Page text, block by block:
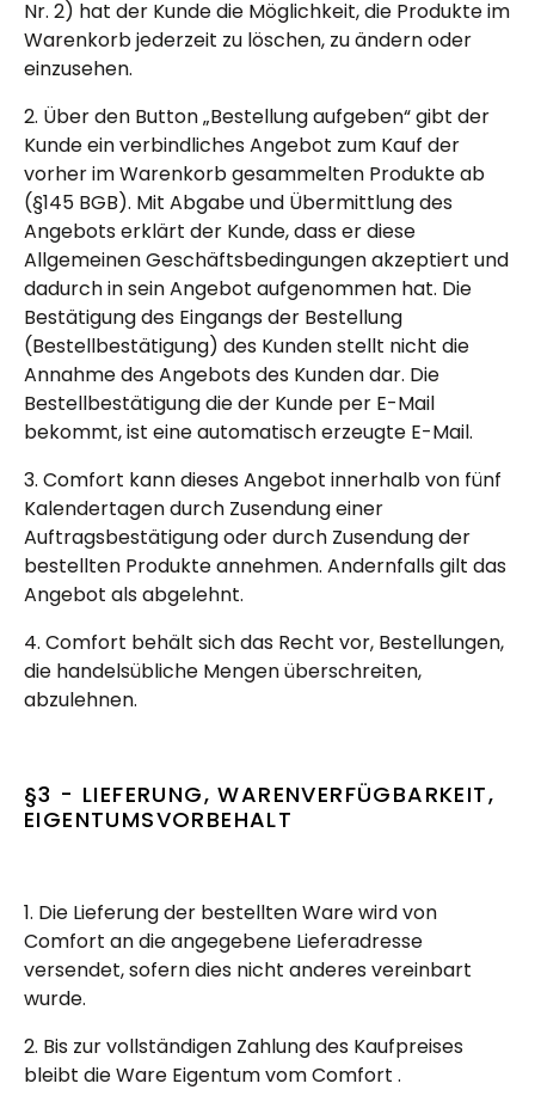
Nr. 2) hat der Kunde die Möglichkeit, die Produkte im
Warenkorb jederzeit zu löschen, zu ändern oder
einzusehen.
2. Über den Button „Bestellung aufgeben“ gibt der
Kunde ein verbindliches Angebot zum Kauf der
vorher im Warenkorb gesammelten Produkte ab
(§145 BGB). Mit Abgabe und Übermittlung des
Angebots erklärt der Kunde, dass er diese
Allgemeinen Geschäftsbedingungen akzeptiert und
dadurch in sein Angebot aufgenommen hat. Die
Bestätigung des Eingangs der Bestellung
(Bestellbestätigung) des Kunden stellt nicht die
Annahme des Angebots des Kunden dar. Die
Bestellbestätigung die der Kunde per E-Mail
bekommt, ist eine automatisch erzeugte E-Mail.
3. Comfort kann dieses Angebot innerhalb von fünf
Kalendertagen durch Zusendung einer
Auftragsbestätigung oder durch Zusendung der
bestellten Produkte annehmen. Andernfalls gilt das
Angebot als abgelehnt.
4. Comfort behält sich das Recht vor, Bestellungen,
die handelsübliche Mengen überschreiten,
abzulehnen.
§3 - LIEFERUNG, WARENVERFÜGBARKEIT,
EIGENTUMSVORBEHALT
1. Die Lieferung der bestellten Ware wird von
Comfort an die angegebene Lieferadresse
versendet, sofern dies nicht anderes vereinbart
wurde.
2. Bis zur vollständigen Zahlung des Kaufpreises
bleibt die Ware Eigentum vom Comfort .